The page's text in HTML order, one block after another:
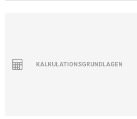
KALKULATIONSGRUNDLAGEN